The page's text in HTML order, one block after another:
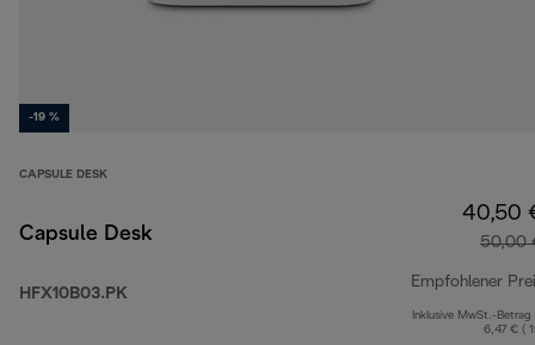
-19 %
CAPSULE DESK
Capsule Desk
HFX10B03.PK
40,50
50,00
Empfohlener
Inklusive MwSt.-Betrag
6,47 € (